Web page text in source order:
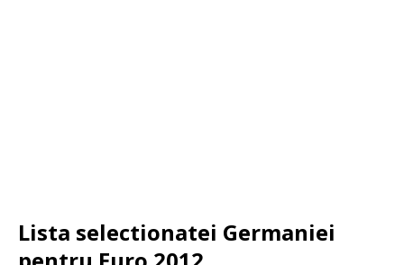
Lista selectionatei Germaniei